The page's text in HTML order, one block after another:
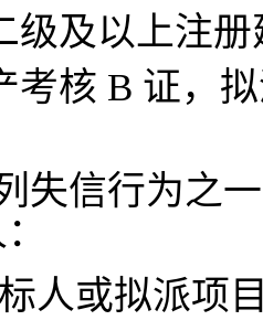
级及以上注册
考核 B 证，
失信行为之
人或拟派项